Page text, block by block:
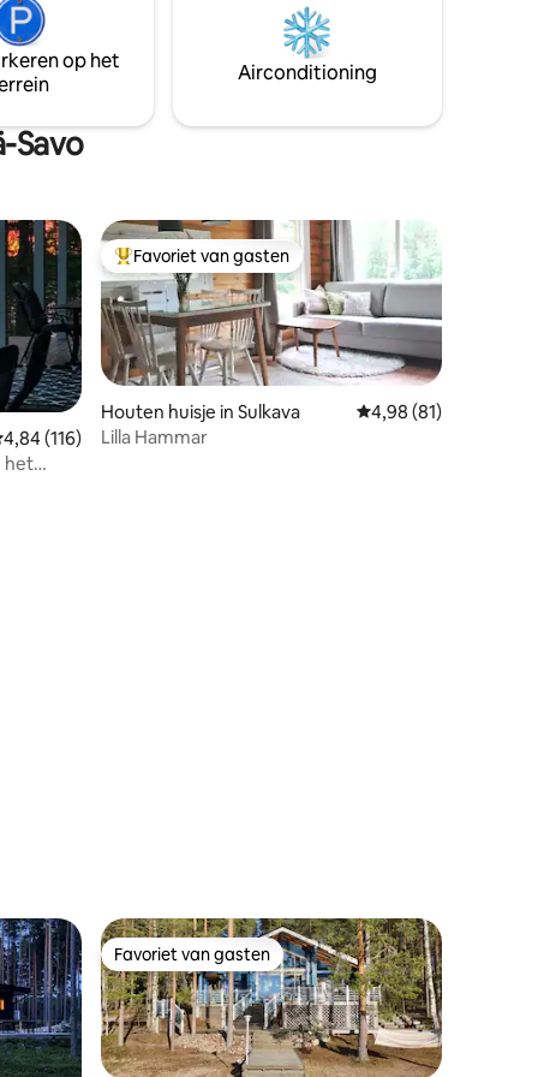
heeft
en een
van
Beddengoed en handdoeken: +15
op het
Airconditioning
Savo
beoordeling van 4,84 op 5, 116 recensies
4,84 (116)
het
Topfavoriet van gasten
Favoriet van gasten
Houten huisje in Sulkava Gemiddelde
4,98 (81)
Lilla Hammar
Favoriet van gasten
Favoriet van gasten